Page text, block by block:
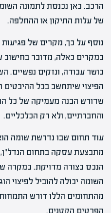
הרכב. כאן נכנסת לתמונה
של עלות התיקון או ההחלפה.
נוסף על כך, מקרים של
במקרים כאלה, מדובר בחישוב
כושר עבודה, ונזקים נפשיים.
הפיצוי שיתחשב בכל ההיבטים
שדורש הבנה מעמיקה של כל
והחברתיים, ולא רק הכלכליים.
עוד תחום שבו נדרשת שומה
מתבצעת עסקה בתחום הנדל"ן,
הנכס בצורה מדויקת. במקרה
השומה יכולה להוביל לפיצוי
מהתחומים הללו דורש
הפרטים הקטנים.